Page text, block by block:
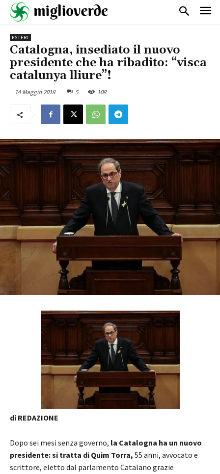
ESTERI
Catalogna, insediato il nuovo
presidente che ha ribadito: “visca
catalunya lliure”!
14 Maggio 2018 5 108
di REDAZIONE
Dopo sei mesi senza governo, la Catalogna ha un nuovo
presidente: si tratta di Quim Torra, 55 anni, avvocato e
scrittore, eletto dal parlamento Catalano grazie